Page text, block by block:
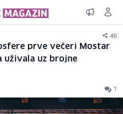
46
prve večeri Mostar
uživala uz brojne
1